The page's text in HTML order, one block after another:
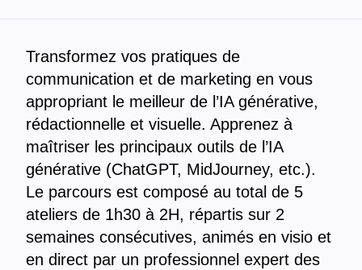
Transformez vos pratiques de
communication et de marketing en vous
appropriant le meilleur de l’IA générative,
rédactionnelle et visuelle. Apprenez à
maîtriser les principaux outils de l’IA
générative (ChatGPT, MidJourney, etc.).
Le parcours est composé au total de 5
ateliers de 1h30 à 2H, répartis sur 2
semaines consécutives, animés en visio et
en direct par un professionnel expert des